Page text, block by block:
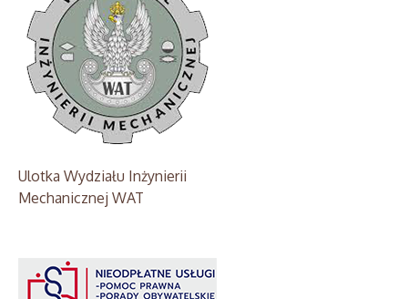
Ulotka Wydziału Inżynierii
Mechanicznej WAT